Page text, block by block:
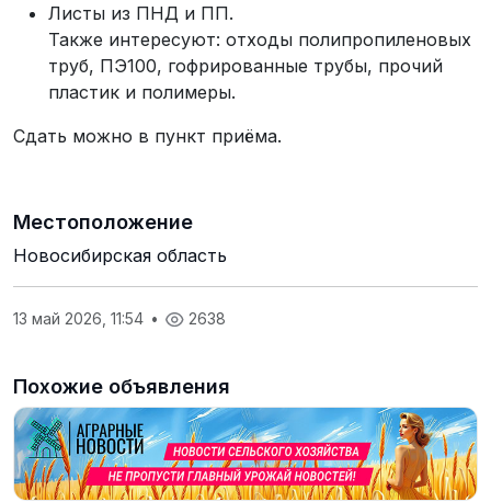
Листы из ПНД и ПП.
Также интересуют: отходы полипропиленовых
труб, ПЭ100, гофрированные трубы, прочий
пластик и полимеры.
Сдать можно в пункт приёма.
Местоположение
Новосибирская область
13 май 2026, 11:54 • 2638
Похожие объявления